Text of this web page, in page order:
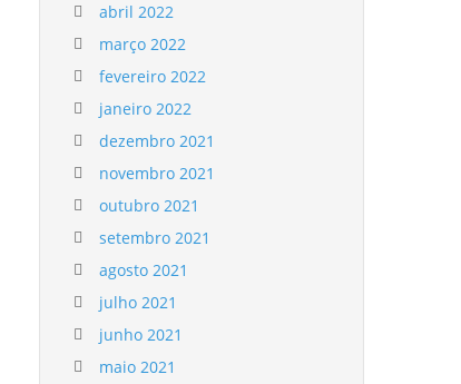
abril 2022
março 2022
fevereiro 2022
janeiro 2022
dezembro 2021
novembro 2021
outubro 2021
setembro 2021
agosto 2021
julho 2021
junho 2021
maio 2021